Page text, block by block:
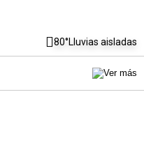
80°Lluvias aisladas